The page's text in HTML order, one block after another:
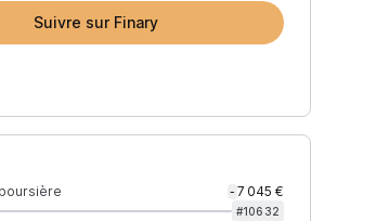
Suivre sur Finary
- 7 045 €
#10632